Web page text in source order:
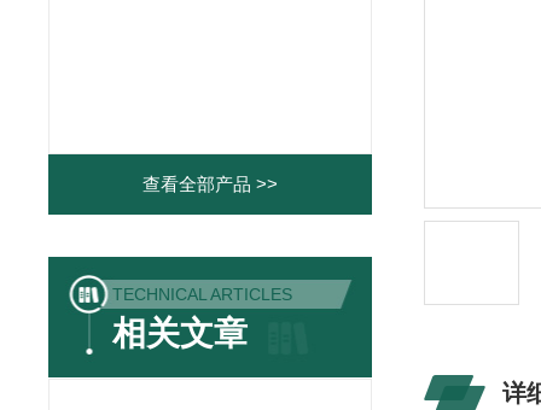
查看全部产品 >>
TECHNICAL ARTICLES
相关文章
详